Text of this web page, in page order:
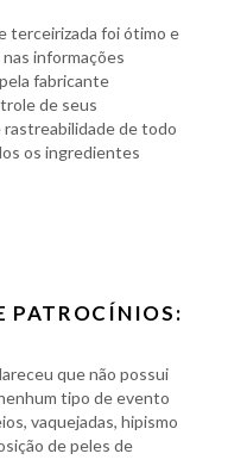
terceirizada foi ótimo e
informações
fabricante
de seus
de todo
os ingredientes
PATROCÍNIOS:
que não possui
tipo de evento
vaquejadas, hipismo
de peles de